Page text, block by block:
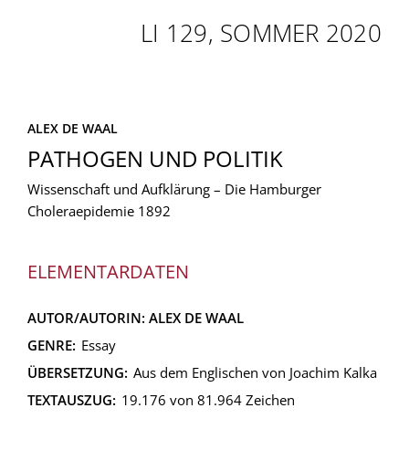
LI 129, SOMMER 2020
ALEX DE WAAL
PATHOGEN UND POLITIK
Wissenschaft und Aufklärung – Die Hamburger
Choleraepidemie 1892
ELEMENTARDATEN
AUTOR/AUTORIN: ALEX DE WAAL
GENRE: Essay
ÜBERSETZUNG: Aus dem Englischen von Joachim Kalka
TEXTAUSZUG: 19.176 von 81.964 Zeichen